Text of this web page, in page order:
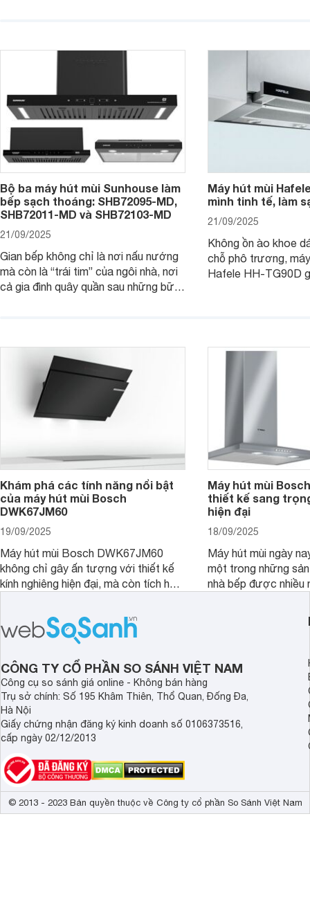
trong dòng máy hút mùi nhà Bosch là
sản phẩm máy hút mùi Bosch
Bộ ba máy hút mùi Sunhouse làm
bếp sạch thoáng: SHB72095-MD,
SHB72011-MD và SHB72103-MD
21/09/2025
Gian bếp không chỉ là nơi nấu nướng
mà còn là “trái tim” của ngôi nhà, nơi
cả gia đình quây quần sau những bữa
mùi Sunhouse SHB72095-MD,
SHB72011-MD và SHB72103-MD
phát huy sức mạnh.
Máy hút mùi
mình tinh tế, làm
21/09/2025
Không ồn ào khoe
chỗ phô trương,
Hafele HH-TG90D
đi tìm hiểu chi tiết
Khám phá các tính năng nổi bật
của máy hút mùi Bosch
DWK67JM60
19/09/2025
Máy hút mùi Bosch DWK67JM60
không chỉ gây ấn tượng với thiết kế
kính nghiêng hiện đại, mà còn tích hợp
sự tiện nghi và hiệu quả cho căn bếp.
Đây chắc chắn sẽ là lựa chọn lý
tưởng cho không gian bếp hiện đại.
Máy hút mùi
thiết kế sang
hiện đại
18/09/2025
Máy hút mùi ngày
một trong những
nhà bếp được nhiều
thiết bị nổi bật
là máy hút mùi
review chi tiết về
này nhé!
CÔNG TY CỔ PHẦN SO SÁNH VIỆT NAM
Công cụ so sánh giá online - Không bán hàng
Trụ sở chính: Số 195 Khâm Thiên, Thổ Quan, Đống Đa,
Hà Nội
Giấy chứng nhận đăng ký kinh doanh số 0106373516,
cấp ngày 02/12/2013
© 2013 - 2023 Bản quyền thuộc về Công ty cổ phần So Sánh Việt Nam